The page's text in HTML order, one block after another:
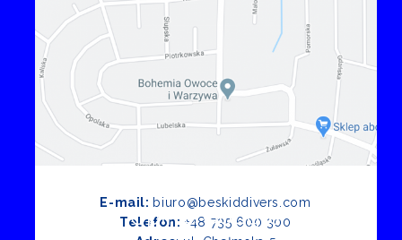
E-mail: biuro@beskiddivers.com
Telefon: +48 735 600 300
Opinie Google